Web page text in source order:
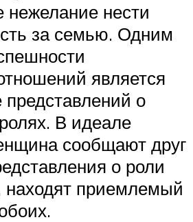
нежелание нести
за семью. Одним
является
представлений о
В идеале
сообщают друг
о роли
приемлемый